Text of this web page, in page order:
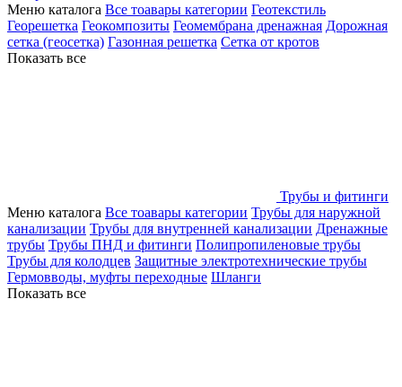
Меню каталога Все тоавары категории Геотекстиль
Георешетка Геокомпозиты Геомембрана дренажная Дорожная
сетка (геосетка) Газонная решетка Сетка от кротов
Показать все
Трубы и фитинги
Меню каталога Все тоавары категории Трубы для наружной
канализации Трубы для внутренней канализации Дренажные
трубы Трубы ПНД и фитинги Полипропиленовые трубы
Трубы для колодцев Защитные электротехнические трубы
Гермовводы, муфты переходные Шланги
Показать все